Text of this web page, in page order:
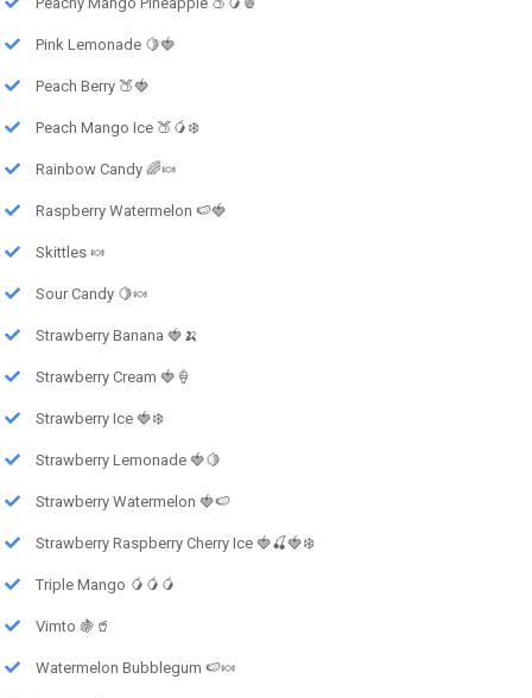
Pink Lemonade 🍋🍓
Peach Berry 🍑🍓
Peach Mango Ice 🍑🥭❄️
Rainbow Candy 🌈🍬
Raspberry Watermelon 🍉🍓
Skittles 🍬
Sour Candy 🍋🍬
Strawberry Banana 🍓🍌
Strawberry Cream 🍓🍦
Strawberry Ice 🍓❄️
Strawberry Lemonade 🍓🍋
Strawberry Watermelon 🍓🍉
Strawberry Raspberry Cherry Ice 🍓🍒🍓❄️
Triple Mango 🥭🥭🥭
Vimto 🍇🥤
Watermelon Bubblegum 🍉🍬